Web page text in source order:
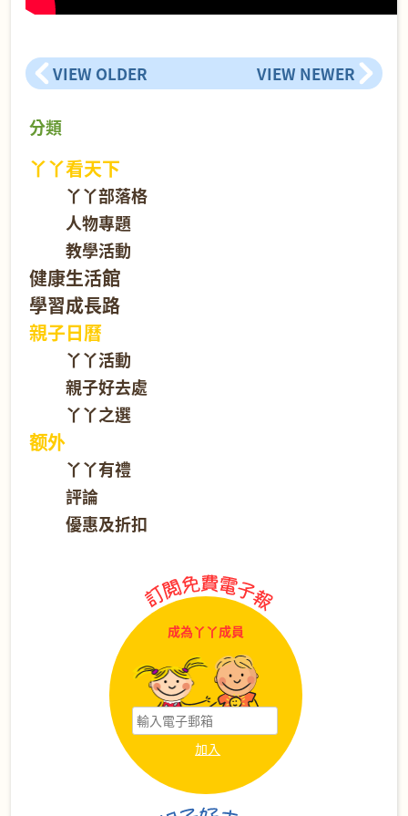
VIEW OLDER VIEW NEWER
分類
丫丫看天下
丫丫部落格
人物專題
教學活動
健康生活館
學習成長路
親子日曆
丫丫活動
親子好去處
丫丫之選
额外
丫丫有禮
評論
優惠及折扣
成為丫丫成員